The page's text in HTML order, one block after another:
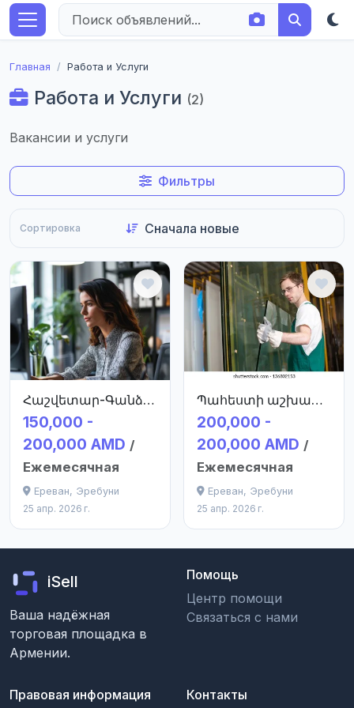
Главная Работа и Услуги
Работа и Услуги (2)
Вакансии и услуги
Фильтры
Сортировка
Հաշվետար-Գանձապահ
150,000 -
200,000 AMD /
Ежемесячная
Ереван, Эребуни
25 апр. 2026 г.
Պահեստի աշխատակից բանվոր
200,000 -
200,000 AMD /
Ежемесячная
Ереван, Эребуни
25 апр. 2026 г.
iSell
Ваша надёжная
торговая площадка в
Армении.
Помощь
Центр помощи
Связаться с нами
Правовая информация Контакты